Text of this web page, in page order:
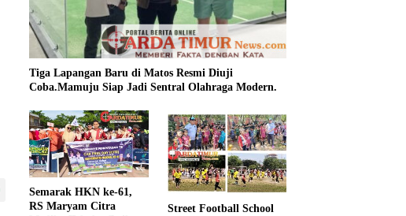
Tiga Lapangan Baru di Matos Resmi Diuji
Coba.Mamuju Siap Jadi Sentral Olahraga Modern.
Semarak HKN ke-61,
RS Maryam Citra
Street Football School